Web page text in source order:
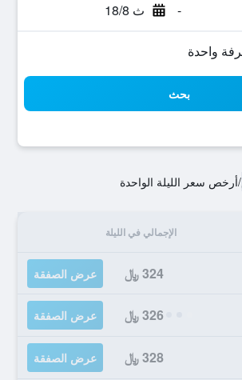
- ث 18/8
بحث
/أرخص سعر الليلة الواحدة
الإجمالي في الليلة
324 ﷼ عرض الصفقة
326 ﷼ عرض الصفقة
328 ﷼ عرض الصفقة